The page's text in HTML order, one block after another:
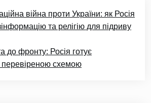
війна проти України: як Росія
та релігію для підриву
до фронту: Росія готує
перевіреною схемою